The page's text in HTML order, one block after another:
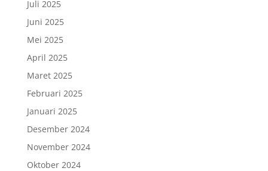
Juli 2025
Juni 2025
Mei 2025
April 2025
Maret 2025
Februari 2025
Januari 2025
Desember 2024
November 2024
Oktober 2024